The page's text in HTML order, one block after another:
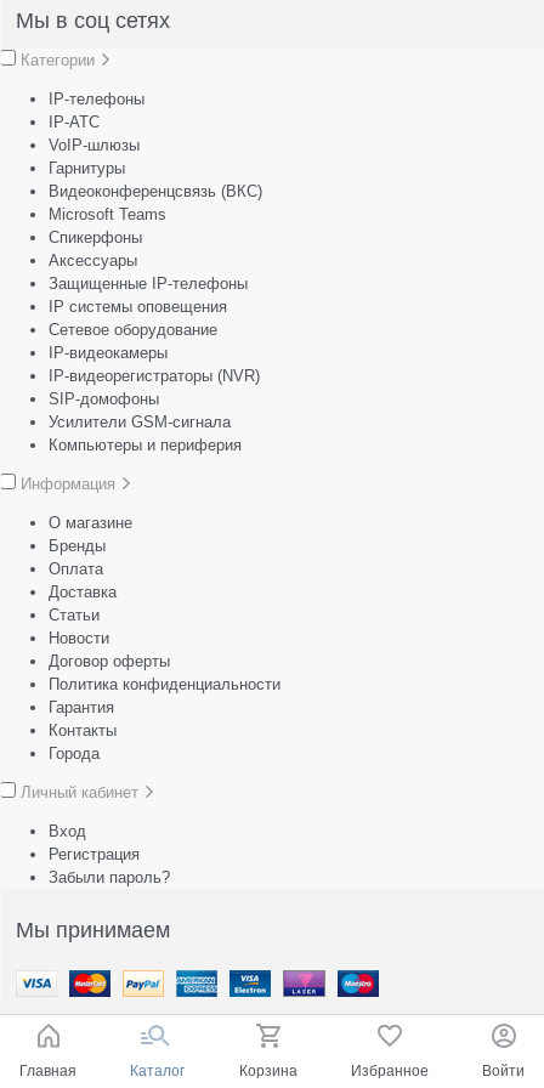
Мы в соц сетях
Категории
IP-телефоны
IP-АТС
VoIP-шлюзы
Гарнитуры
Видеоконференцсвязь (ВКС)
Microsoft Teams
Спикерфоны
Аксессуары
Защищенные IP-телефоны
IP системы оповещения
Сетевое оборудование
IP-видеокамеры
IP-видеорегистраторы (NVR)
SIP-домофоны
Усилители GSM-сигнала
Компьютеры и периферия
Информация
О магазине
Бренды
Оплата
Доставка
Статьи
Новости
Договор оферты
Политика конфиденциальности
Гарантия
Контакты
Города
Личный кабинет
Вход
Регистрация
Забыли пароль?
Мы принимаем
Главная Каталог Корзина Избранное Войти